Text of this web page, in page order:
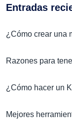
Entradas
¿Cómo crear una
Razones para
¿Cómo hacer un
Mejores